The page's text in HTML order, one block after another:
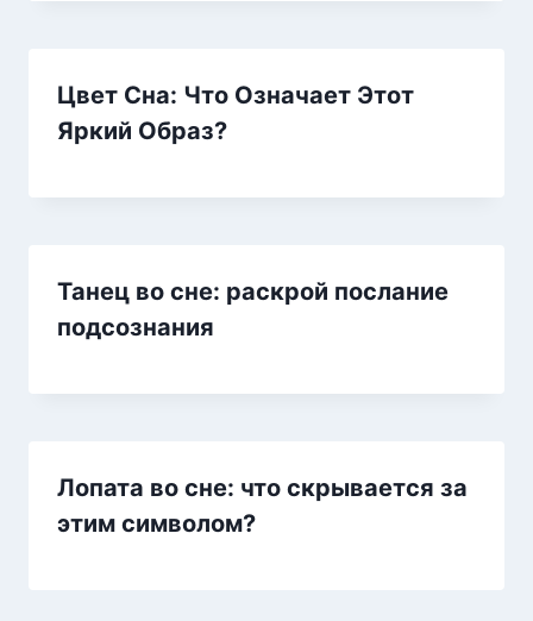
Цвет Сна: Что Означает Этот
Яркий Образ?
Танец во сне: раскрой послание
подсознания
Лопата во сне: что скрывается за
этим символом?